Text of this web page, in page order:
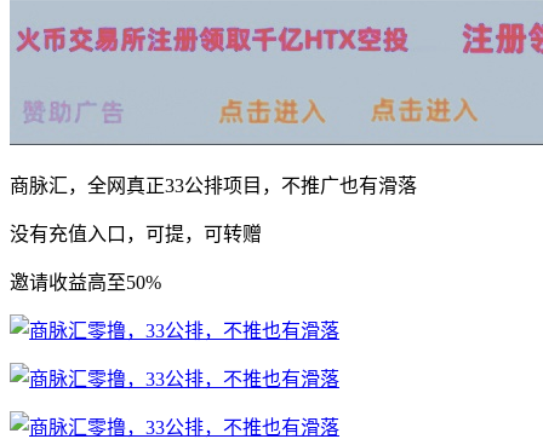
商脉汇，全网真正33公排项目，不推广也有滑落
没有充值入口，可提，可转赠
邀请收益高至50%